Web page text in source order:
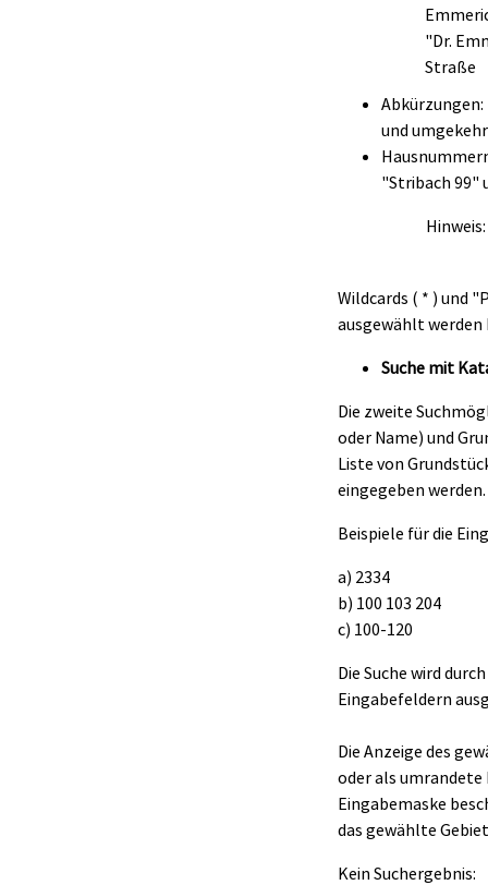
"Dr.
Straße
und
"Stribach 99"
Hinweis:
Wildcards ( * ) und
ausgewählt werden
Suche mit
Die zweite
oder Name) und
Liste von
eingegeben werden.
Beispiele für die
a) 2334
b) 100 103 204
c) 100-120
Die Suche wird
Eingabefeldern
Die Anzeige des
oder als
Eingabemaske
das gewählte
Kein Suchergebnis: